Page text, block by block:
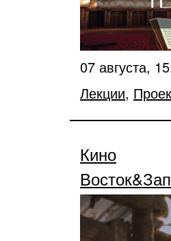
07 августа,
Лекции,
Кино